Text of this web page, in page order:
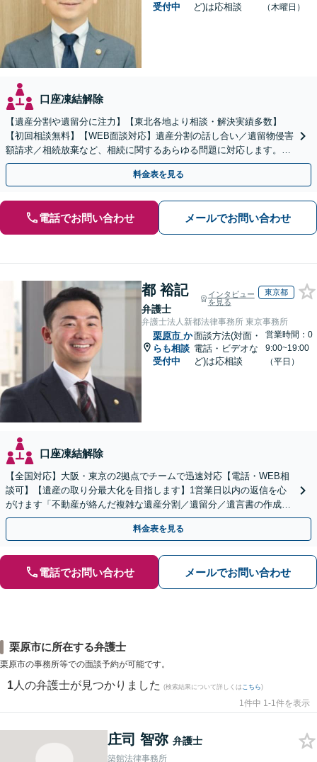
受付中
ど)は応相談
（木曜日）
口座凍結解除
【遺産分割や遺留分に注力】【東北各地より相談・解決実績多数】
【初回相談無料】【WEB面談対応】遺産分割の話し合い／遺留物侵害
額請求／相続放棄など、相続に関するあらゆる問題に対応します。ご
事情やご意向を丁寧にお聞きし、有利な解決を目指します
料金表を見る
電話でお問い合わせ メールでお問い合わせ
都 裕記
弁護士
インタビュー
を見る
東京都
弁護士法人新都法律事務所 東京事務所
栗原市 か
らも相談
受付中
面談方法(対面・
電話・ビデオな
ど)は応相談
営業時間：0
9:00~19:00
（平日）
口座凍結解除
【全国対応】大阪・東京の2拠点でチームで迅速対応【電話・WEB相
談可】【遺産の取り分最大化を目指します】1営業日以内の返信を心
がけます「不動産が絡んだ複雑な遺産分割／遺留分／遺言書の作成・
執行／事業承継など、お任せください」【休日相談あり】
料金表を見る
電話でお問い合わせ メールでお問い合わせ
栗原市に所在する弁護士
栗原市の事務所等での面談予約が可能です。
1 人の弁護士が見つかりました (検索結果について詳しくは こちら)
1件中 1-1件を表示
庄司 智弥 弁護士
築館法律事務所